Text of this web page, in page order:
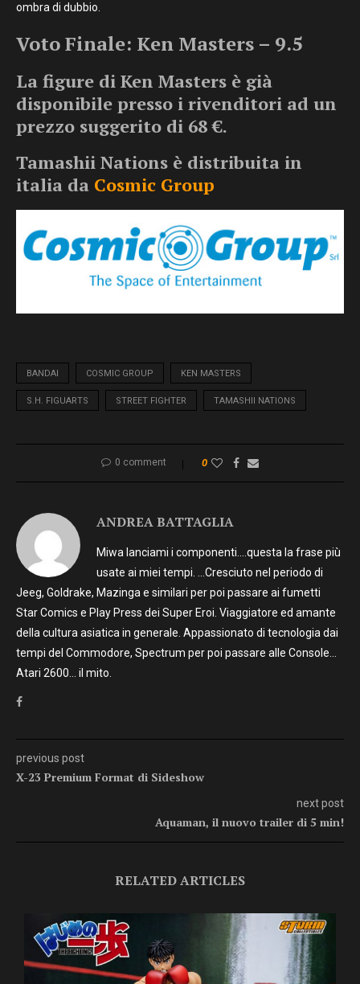
ombra di dubbio.
Voto Finale: Ken Masters – 9.5
La figure di Ken Masters è già
disponibile presso i rivenditori ad un
prezzo suggerito di 68 €.
Tamashii Nations è distribuita in
italia da Cosmic Group
BANDAI COSMIC GROUP KEN MASTERS
S.H. FIGUARTS STREET FIGHTER TAMASHII NATIONS
0 comment 0
ANDREA BATTAGLIA
Miwa lanciami i componenti….questa la frase più
usate ai miei tempi. …Cresciuto nel periodo di
Jeeg, Goldrake, Mazinga e similari per poi passare ai fumetti
Star Comics e Play Press dei Super Eroi. Viaggiatore ed amante
della cultura asiatica in generale. Appassionato di tecnologia dai
tempi del Commodore, Spectrum per poi passare alle Console…
Atari 2600… il mito.
previous post
X-23 Premium Format di Sideshow
next post
Aquaman, il nuovo trailer di 5 min!
RELATED ARTICLES